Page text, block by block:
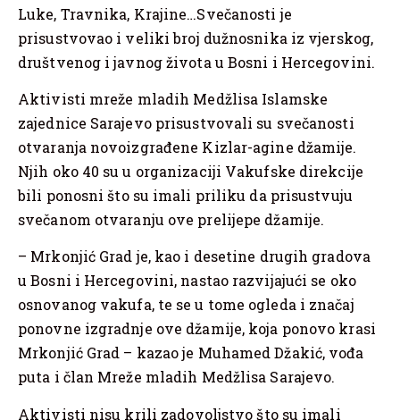
Luke, Travnika, Krajine…Svečanosti je
prisustvovao i veliki broj dužnosnika iz vjerskog,
društvenog i javnog života u Bosni i Hercegovini.
Aktivisti mreže mladih Medžlisa Islamske
zajednice Sarajevo prisustvovali su svečanosti
otvaranja novoizgrađene Kizlar-agine džamije.
Njih oko 40 su u organizaciji Vakufske direkcije
bili ponosni što su imali priliku da prisustvuju
svečanom otvaranju ove prelijepe džamije.
– Mrkonjić Grad je, kao i desetine drugih gradova
u Bosni i Hercegovini, nastao razvijajući se oko
osnovanog vakufa, te se u tome ogleda i značaj
ponovne izgradnje ove džamije, koja ponovo krasi
Mrkonjić Grad – kazao je Muhamed Džakić, vođa
puta i član Mreže mladih Medžlisa Sarajevo.
Aktivisti nisu krili zadovoljstvo što su imali